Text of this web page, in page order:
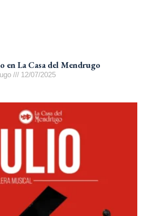
en La Casa del Mendrugo
12/07/2025